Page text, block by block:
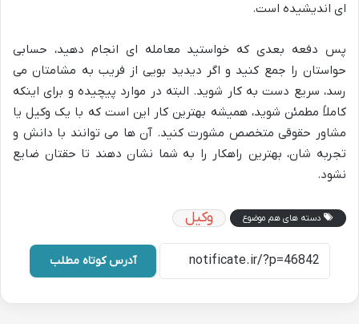
ای اندیشیده است.
پس دفعه بعدی که خواستید معامله ای انجام دهید، حسابی
حواستان را جمع کنید و اگر دیدید بویی از فریب به مشامتان می
رسد، سریع دست به کار شوید. البته در موارد پیچیده و برای اینکه
کاملاً مطمئن شوید، همیشه بهترین کار این است که با یک وکیل یا
مشاور حقوقی متخصص مشورت کنید. آن ها می توانند با دانش و
تجربه شان، بهترین راهکار را به شما نشان دهند تا حقتان ضایع
نشود.
دسته های هم موضوع وکیل
آدرس کوتاه مطلب